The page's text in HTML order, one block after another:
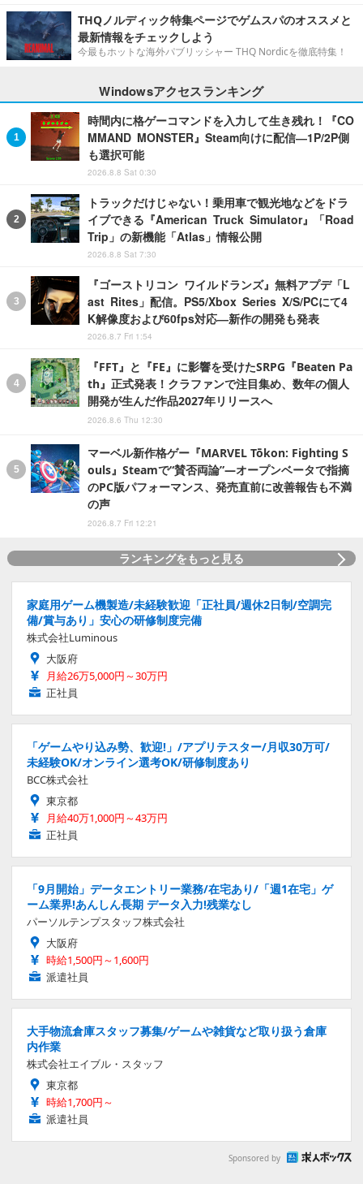
THQノルディック特集ページでゲムスパのオススメと
最新情報をチェックしよう
今最もホットな海外パブリッシャー THQ Nordicを徹底特集！
Windowsアクセスランキング
時間内に格ゲーコマンドを入力して生き残れ！『CO
MMAND MONSTER』Steam向けに配信―1P/2P側
も選択可能
2026.8.8 Sat 0:30
トラックだけじゃない！乗用車で観光地などをドラ
イブできる『American Truck Simulator』「Road
Trip」の新機能「Atlas」情報公開
2026.8.8 Sat 7:30
『ゴーストリコン ワイルドランズ』無料アプデ「L
ast Rites」配信。PS5/Xbox Series X/S/PCにて4
K解像度および60fps対応―新作の開発も発表
2026.8.7 Fri 1:54
『FFT』と『FE』に影響を受けたSRPG『Beaten Pa
th』正式発表！クラファンで注目集め、数年の個人
開発が生んだ作品2027年リリースへ
2026.8.6 Thu 12:30
マーベル新作格ゲー『MARVEL Tōkon: Fighting S
ouls』Steamで“賛否両論”―オープンベータで指摘
のPC版パフォーマンス、発売直前に改善報告も不満
の声
2026.8.7 Fri 12:21
ランキングをもっと見る
家庭用ゲーム機製造/未経験歓迎「正社員/週休2日制/空調完
備/賞与あり」安心の研修制度完備
株式会社Luminous
大阪府
月給26万5,000円～30万円
正社員
「ゲームやり込み勢、歓迎!」/アプリテスター/月収30万可/
未経験OK/オンライン選考OK/研修制度あり
BCC株式会社
東京都
月給40万1,000円～43万円
正社員
「9月開始」データエントリー業務/在宅あり/「週1在宅」ゲ
ーム業界!あんしん長期 データ入力!残業なし
パーソルテンプスタッフ株式会社
大阪府
時給1,500円～1,600円
派遣社員
大手物流倉庫スタッフ募集/ゲームや雑貨など取り扱う倉庫
内作業
株式会社エイブル・スタッフ
東京都
時給1,700円～
派遣社員
Sponsored by